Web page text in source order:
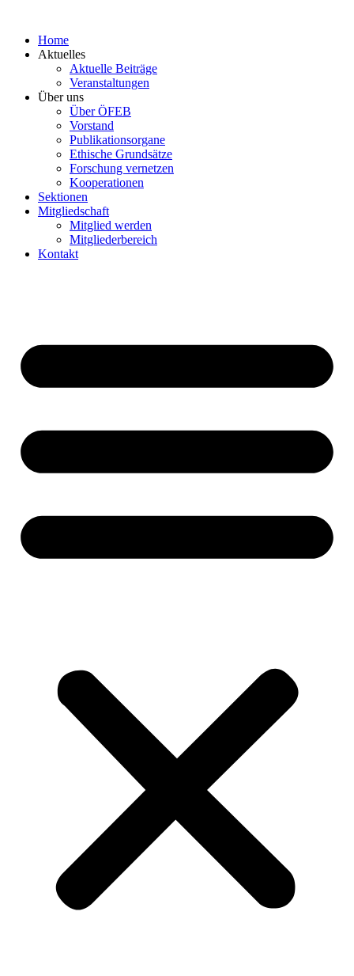
springenHome
Aktuelles
Aktuelle Beiträge
Veranstaltungen
Über uns
Über ÖFEB
Vorstand
Publikationsorgane
Ethische Grundsätze
Forschung vernetzen
Kooperationen
Sektionen
Mitgliedschaft
Mitglied werden
Mitgliederbereich
Kontakt